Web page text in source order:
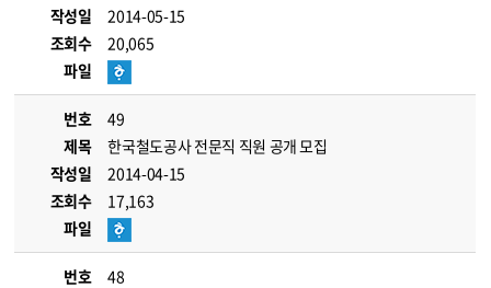
작성일
2014-05-15
조회수
20,065
파일
번호
49
제목
한국철도공사 전문직 직원 공개 모집
작성일
2014-04-15
조회수
17,163
파일
번호
48